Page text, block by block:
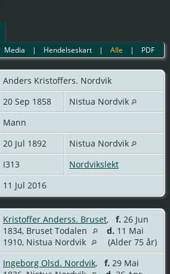
Media | Hendelseskart |Alle | PDF
Anders Kristoffers. Nordvik
20 Sep 1858
Nistua Nordvik
Mann
20 Jul 1892
Nistua Nordvik
I313
Nordvikslekt
11 Jul 2016
Kristoffer Anderss. Bruset, f. 26 Jun
1834, Bruset Todalen
d. 11 Mai
1910, Nistua Nordvik
(Alder 75 år)
Ingeborg Olsd. Nordvik, f. 29 Mai